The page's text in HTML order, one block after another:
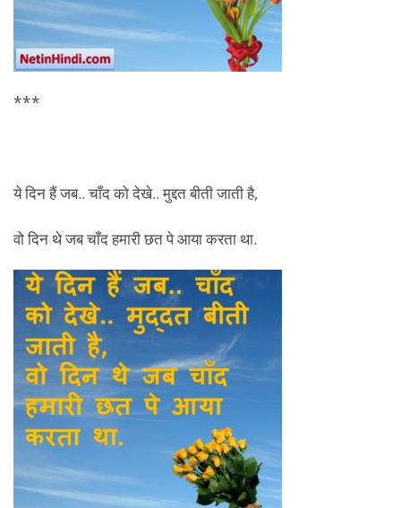
***
ये दिन हैं जब.. चाँद को देखे.. मुद्दत बीती जाती है,
वो दिन थे जब चाँद हमारी छत पे आया करता था.